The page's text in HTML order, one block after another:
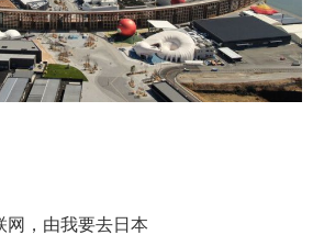
网，由我要去日本